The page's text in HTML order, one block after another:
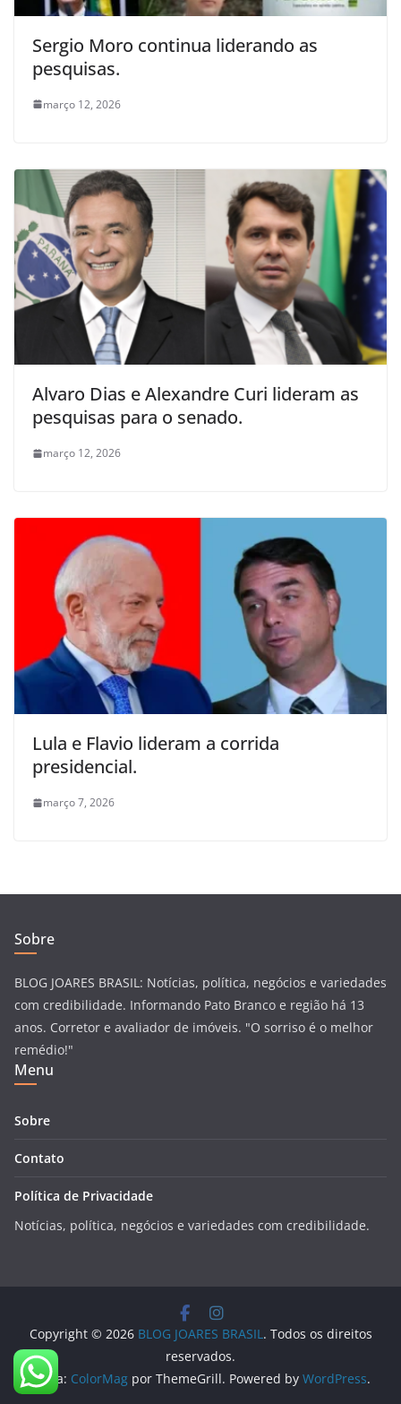
Sergio Moro continua liderando as
pesquisas.
março 12, 2026
Alvaro Dias e Alexandre Curi lideram as
pesquisas para o senado.
março 12, 2026
Lula e Flavio lideram a corrida
presidencial.
março 7, 2026
Sobre
BLOG JOARES BRASIL: Notícias, política, negócios e variedades
com credibilidade. Informando Pato Branco e região há 13
anos. Corretor e avaliador de imóveis. "O sorriso é o melhor
remédio!"
Menu
Sobre
Contato
Política de Privacidade
Notícias, política, negócios e variedades com credibilidade.
Copyright © 2026 BLOG JOARES BRASIL. Todos os direitos
reservados.
Tema: ColorMag por ThemeGrill. Powered by WordPress.